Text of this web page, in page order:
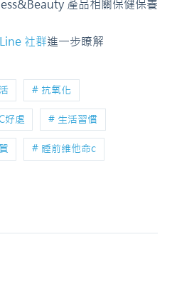
產品相關保健保養
社群進一步瞭解
# 抗氧化
好處 # 生活習慣
# 睡前維他命c